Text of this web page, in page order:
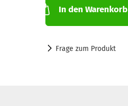
In den Warenkorb
Frage zum Produkt